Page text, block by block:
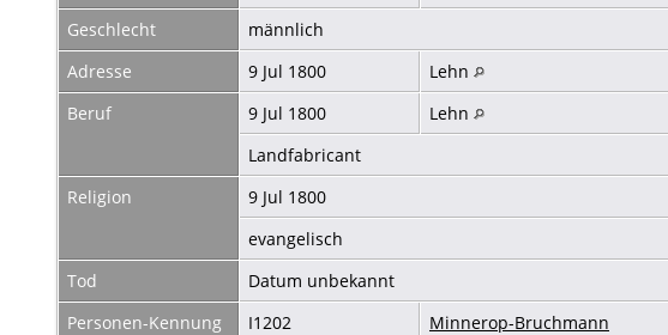
Geschlecht
männlich
Adresse
9 Jul 1800
Lehn
Beruf
9 Jul 1800
Lehn
Landfabricant
Religion
9 Jul 1800
evangelisch
Tod
Datum unbekannt
Personen-Kennung
I1202
Minnerop-Bruchmann